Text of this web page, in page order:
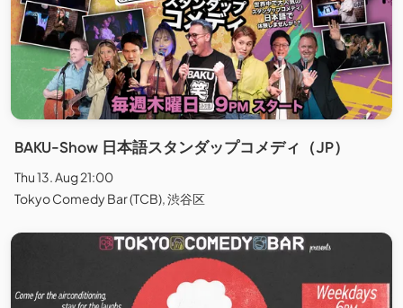
BAKU-Show 日本語スタンダップコメディ（JP）
Thu 13. Aug 21:00
Tokyo Comedy Bar (TCB), 渋谷区